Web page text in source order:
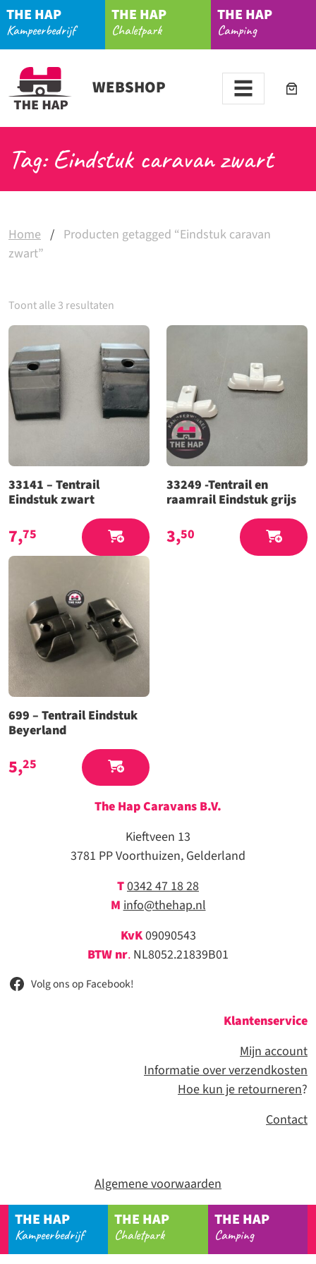
THE HAP
Kampeerbedrijf
THE HAP
Chaletpark
THE HAP
Camping
WEBSHOP
Tag: Eindstuk caravan zwart
Home / Producten getagged “Eindstuk caravan
zwart”
Toont alle 3 resultaten
33141 – Tentrail
Eindstuk zwart
7,75
33249 -Tentrail en
raamrail Eindstuk grijs
3,50
699 – Tentrail Eindstuk
Beyerland
5,25
The Hap Caravans B.V.
Kieftveen 13
3781 PP Voorthuizen, Gelderland
T0342 47 18 28
Minfo@thehap.nl
KvK09090543
BTW nr. NL8052.21839B01
Volg ons op Facebook!
Klantenservice
Mijn account
Informatie over verzendkosten
Hoe kun je retourneren?
Contact
Algemene voorwaarden
THE HAP
Kampeerbedrijf
THE HAP
Chaletpark
THE HAP
Camping